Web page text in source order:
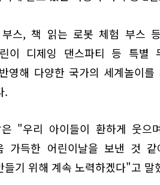
스, 책 읽는 로봇 체험 부스
이 디제잉 댄스파티 등 특별
영해 다양한 국가의 세계놀이
.
은 "우리 아이들이 환하게 웃으
가득한 어린이날을 보낸 것 같
기 위해 계속 노력하겠다"고 말